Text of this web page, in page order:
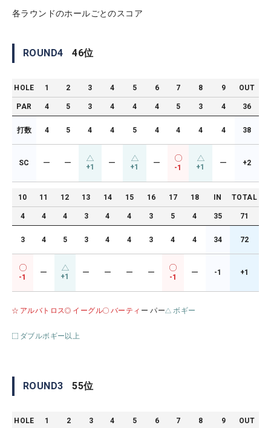
各ラウンドのホールごとのスコア
ROUND4 46位
HOLE 1 2 3 4 5 6 7 8 9 OUT
PAR 4 5 3 4 4 4 5 3 4 36
打数 4 5 4 4 5 4 4 4 4 38
SC ー ー +1 ー +1 ー
-1 +1 ー +2
10 11 12 13 14 15 16 17 18 IN TOTAL
4 4 4 3 4 4 3 5 4 35 71
3 4 5 3 4 4 3 4 4 34 72
-1
ー +1 ー ー ー ー
-1
ー -1 +1
アルバトロス イーグル バーティ ー パー ボギー
ダブルボギー以上
ROUND3 55位
HOLE 1 2 3 4 5 6 7 8 9 OUT